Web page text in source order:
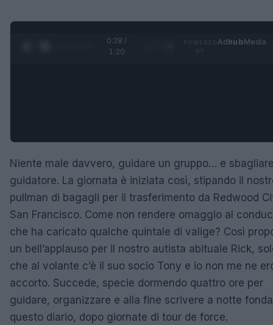
0:28 /
1:20
AdhubMedia
Niente male davvero, guidare un gruppo… e
guidatore. La giornata è iniziata così, stipando il
pullman di bagagli per il trasferimento da Redwood
San Francisco. Come non rendere omaggio al
che ha caricato qualche quintale di valige? Così
un bell’applauso per il nostro autista abituale Rick,
che al volante c’è il suo socio Tony e io non me ne
accorto. Succede, specie dormendo quattro ore per
guidare, organizzare e alla fine scrivere a notte fonda
questo diario, dopo giornate di tour de force.